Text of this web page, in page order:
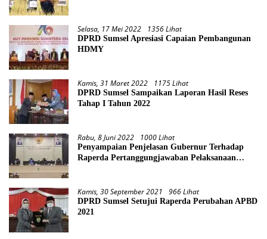
Selasa, 17 Mei 2022 1356 Lihat
DPRD Sumsel Apresiasi Capaian Pembangunan
HDMY
Kamis, 31 Maret 2022 1175 Lihat
DPRD Sumsel Sampaikan Laporan Hasil Reses
Tahap I Tahun 2022
Rabu, 8 Juni 2022 1000 Lihat
Penyampaian Penjelasan Gubernur Terhadap
Raperda Pertanggungjawaban Pelaksanaan
Kamis, 30 September 2021 966 Lihat
DPRD Sumsel Setujui Raperda Perubahan APBD
2021